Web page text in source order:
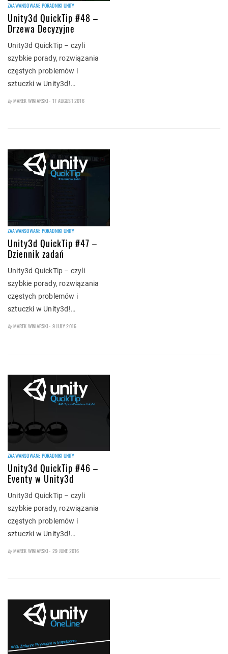
ZAAWANSOWANE PORADNIKI UNITY
Unity3d QuickTip #48 –
Drzewa Decyzyjne
Unity3d QuickTip – czyli
szybkie porady, rozwiązania
częstych problemów i
sztuczki w Unity3d!…
byMAREK WINIARSKI POSTED
17 AUGUST 2016
ZAAWANSOWANE PORADNIKI UNITY
Unity3d QuickTip #47 –
Dziennik zadań
Unity3d QuickTip – czyli
szybkie porady, rozwiązania
częstych problemów i
sztuczki w Unity3d!…
byMAREK WINIARSKI POSTED
9 JULY 2016
ZAAWANSOWANE PORADNIKI UNITY
Unity3d QuickTip #46 –
Eventy w Unity3d
Unity3d QuickTip – czyli
szybkie porady, rozwiązania
częstych problemów i
sztuczki w Unity3d!…
byMAREK WINIARSKI POSTED
29 JUNE 2016